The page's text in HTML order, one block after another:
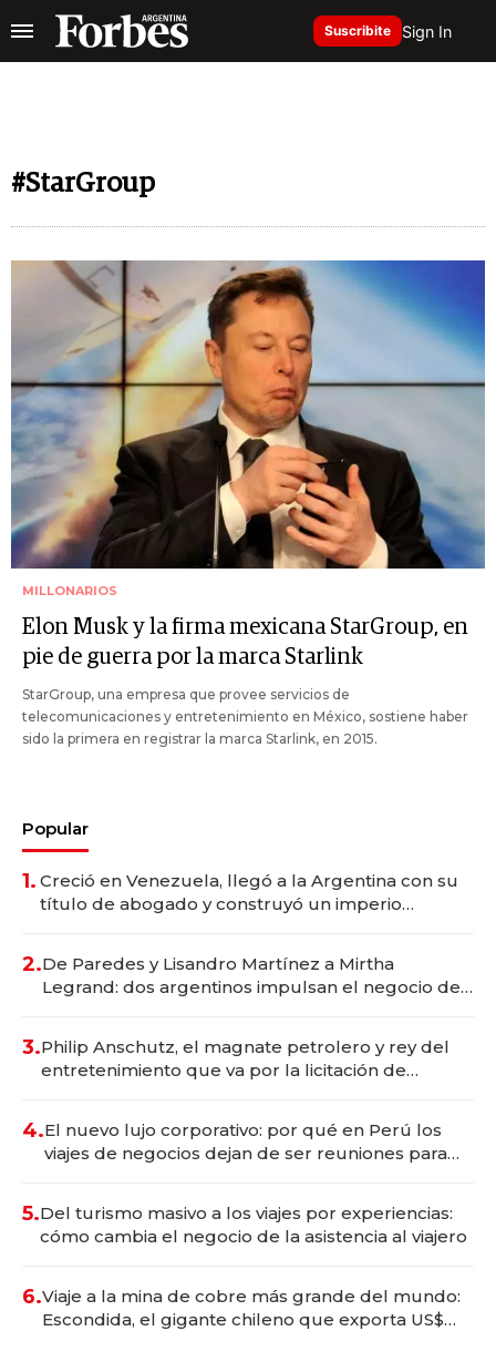
Suscribite Sign In
#StarGroup
MILLONARIOS
Elon Musk y la firma mexicana StarGroup, en
pie de guerra por la marca Starlink
StarGroup, una empresa que provee servicios de
telecomunicaciones y entretenimiento en México, sostiene haber
sido la primera en registrar la marca Starlink, en 2015.
Popular
1. Creció en Venezuela, llegó a la Argentina con su
título de abogado y construyó un imperio
2.De Paredes y Lisandro Martínez a Mirtha
Legrand: dos argentinos impulsan el negocio del
3.Philip Anschutz, el magnate petrolero y rey del
entretenimiento que va por la licitación de
4.El nuevo lujo corporativo: por qué en Perú los
viajes de negocios dejan de ser reuniones para
5.Del turismo masivo a los viajes por experiencias:
cómo cambia el negocio de la asistencia al viajero
6.Viaje a la mina de cobre más grande del mundo:
Escondida, el gigante chileno que exporta US$